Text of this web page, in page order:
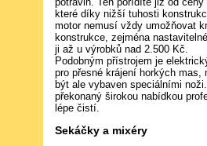
které díky nižší tuhosti
motor nemusí vždy umožňovat
konstrukce, zejména
ji až u výrobků nad 2.500 Kč.
Podobným přístrojem je
pro přesné krájení horkých
být ale vybaven speciálními
překonaný širokou nabídkou
lépe čistí.
Sekáčky a mixéry